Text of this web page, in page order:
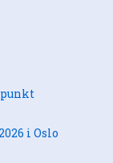
i Oslo